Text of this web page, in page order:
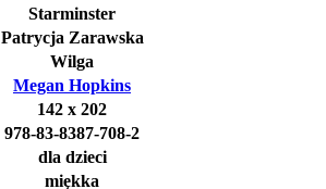
Starminster
Patrycja Zarawska
Wilga
Megan Hopkins
142 x 202
978-83-8387-708-2
dla dzieci
miękka